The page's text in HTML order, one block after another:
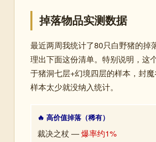
掉落物品实测数据
最近两周我统计了80只白野猪的掉
理出下面这份清单。特别说明，这
于猪洞七层+幻境四层的样本，封
样本太少就没纳入统计。
🔥 高价值掉落（稀有）
裁决之杖 —爆率约1%